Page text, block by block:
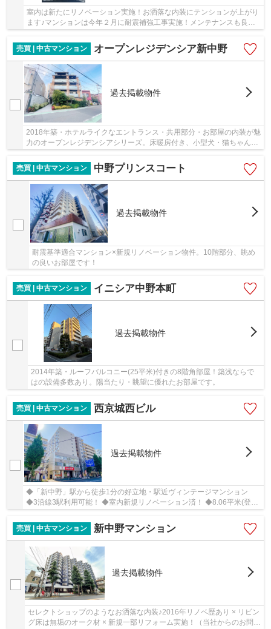
室内は新たにリノベーション実施！お洒落な内装にテンションが上がり
ます♪マンションは今年２月に耐震補強工事実施！メンテナンスも良好
のマンションです。
売買 | 中古マンション
オープンレジデンシア新中野
過去掲載物件
2018年築・ホテルライクなエントランス・共用部分・お部屋の内装が魅
力のオープンレジデンシアシリーズ。床暖房付き、小型犬・猫ちゃんと
一緒にお住まい頂けます！
売買 | 中古マンション
中野プリンスコート
過去掲載物件
耐震基準適合マンション×新規リノベーション物件。10階部分、眺め
の良いお部屋です！
売買 | 中古マンション イニシア中野本町
過去掲載物件
2014年築・ルーフバルコニー(25平米)付きの8階角部屋！築浅ならで
はの設備多数あり。陽当たり・眺望に優れたお部屋です。
売買 | 中古マンション 西京城西ビル
過去掲載物件
◆「新中野」駅から徒歩1分の好立地・駅近ヴィンテージマンション
◆3沿線3駅利用可能！ ◆室内新規リノベーション済！ ◆8.06平米(登記
売買 | 中古マンション
新中野マンション
過去掲載物件
セレクトショップのようなお洒落な内装♪2016年リノベ歴あり × リビン
グ床は無垢のオーク材 × 新規一部リフォーム実施！（当社からのお問合